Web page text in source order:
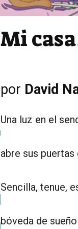
Mi
por David
Una luz en el
abre sus puertas
Sencilla, tenue,
bóveda de